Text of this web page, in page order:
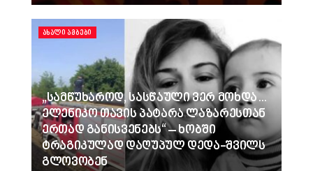
ᲐᲮᲐᲚᲘ ᲐᲛᲑᲔᲑᲘ
„სამწუხაროდ, სასწაული ვერ მოხდა…
ელენიკო თავის პატარა ლაზარესთან
ერთად განისვენებს“ – ხობში
ტრაგიკულად დაღუპულ დედა-შვილს
გლოვობენ